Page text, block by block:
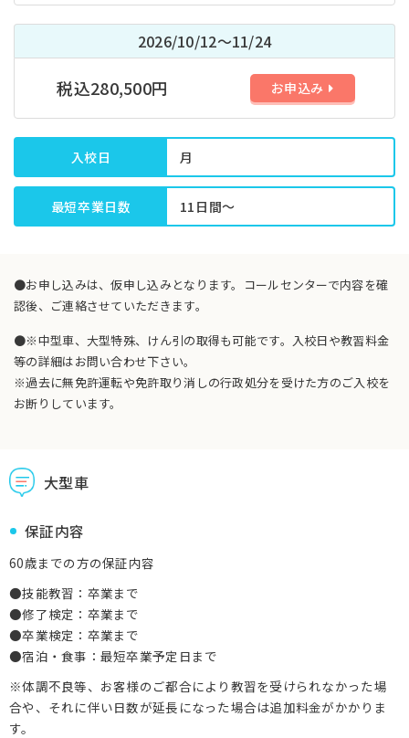
2026/10/12～11/24
税込280,500円 お申込み
入校日 月
最短卒業日数 11日間～
●お申し込みは、仮申し込みとなります。コールセンターで内容を確
認後、ご連絡させていただきます。
●※中型車、大型特殊、けん引の取得も可能です。入校日や教習料金
等の詳細はお問い合わせ下さい。
※過去に無免許運転や免許取り消しの行政処分を受けた方のご入校を
お断りしています。
大型車
保証内容
60歳までの方の保証内容
●技能教習：卒業まで
●修了検定：卒業まで
●卒業検定：卒業まで
●宿泊・食事：最短卒業予定日まで
※体調不良等、お客様のご都合により教習を受けられなかった場
合や、それに伴い日数が延長になった場合は追加料金がかかりま
す。